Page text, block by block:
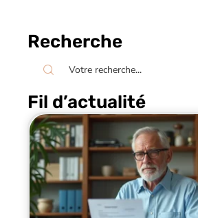
Recherche
Fil d’actualité